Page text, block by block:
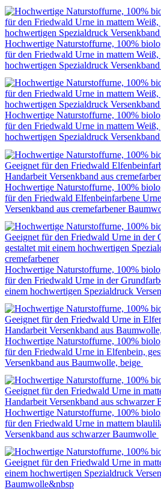
Hochwertige Naturstoffurne, 100%
für den Friedwald Urne in mattem Weiß,
hochwertigen Spezialdruck
Hochwertige Naturstoffurne, 100%
für den Friedwald Urne in mattem Weiß,
hochwertigen Spezialdruck
Hochwertige Naturstoffurne, 100%
für den Friedwald Elfenbeinfarbene
Versenkband aus cremefarbener
Hochwertige Naturstoffurne, 100%
für den Friedwald Urne in der
einem hochwertigen Spezialdruck
Hochwertige Naturstoffurne, 100%
für den Friedwald Urne in Elfenbein,
Versenkband aus Baumwolle, beige
Hochwertige Naturstoffurne, 100%
für den Friedwald Urne in mattem
Versenkband aus schwarzer Baumwolle